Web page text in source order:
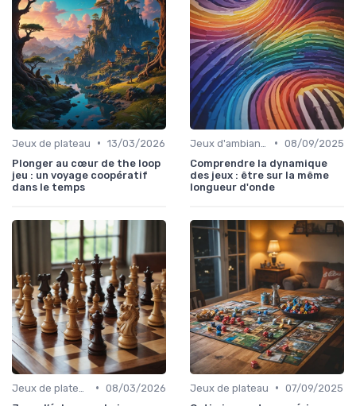
Jeux de plateau • 13/03/2026
Plonger au cœur de the loop
jeu : un voyage coopératif
dans le temps
• 08/09/2025
Comprendre la dynamique
des jeux : être sur la même
longueur d'onde
• 08/03/2026
Jeux de plateau • 07/09/2025